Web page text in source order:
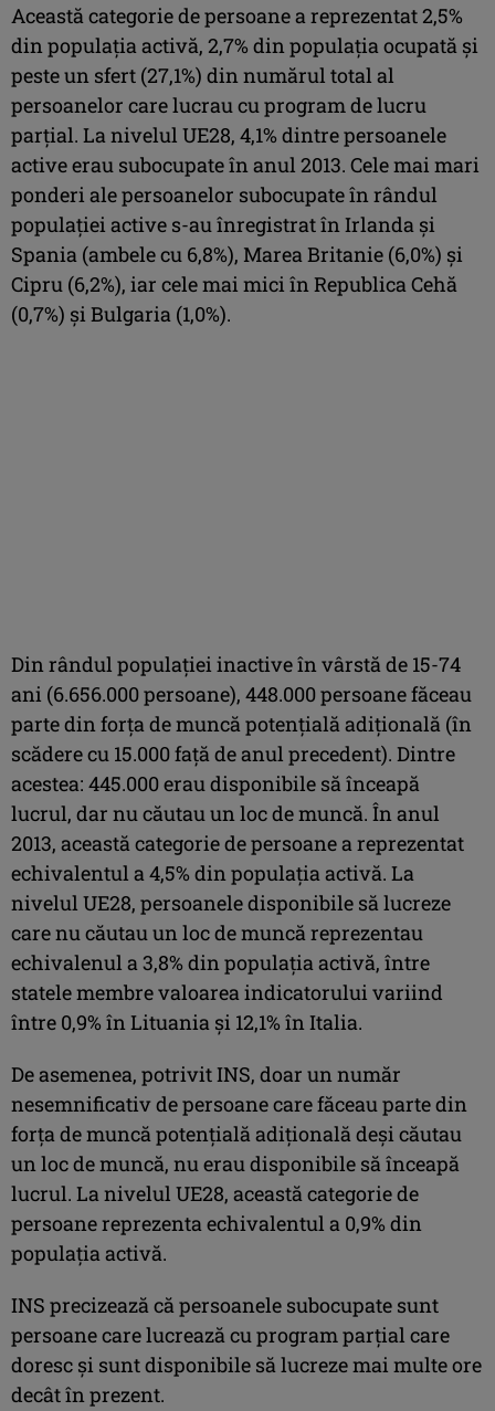
Această categorie de persoane a reprezentat 2,5%
din populaţia activă, 2,7% din populaţia ocupată şi
peste un sfert (27,1%) din numărul total al
persoanelor care lucrau cu program de lucru
parţial. La nivelul UE28, 4,1% dintre persoanele
active erau subocupate în anul 2013. Cele mai mari
ponderi ale persoanelor subocupate în rândul
populaţiei active s-au înregistrat în Irlanda şi
Spania (ambele cu 6,8%), Marea Britanie (6,0%) şi
Cipru (6,2%), iar cele mai mici în Republica Cehă
(0,7%) şi Bulgaria (1,0%).
Din rândul populaţiei inactive în vârstă de 15-74
ani (6.656.000 persoane), 448.000 persoane făceau
parte din forţa de muncă potenţială adiţională (în
scădere cu 15.000 faţă de anul precedent). Dintre
acestea: 445.000 erau disponibile să înceapă
lucrul, dar nu căutau un loc de muncă. În anul
2013, această categorie de persoane a reprezentat
echivalentul a 4,5% din populaţia activă. La
nivelul UE28, persoanele disponibile să lucreze
care nu căutau un loc de muncă reprezentau
echivalenul a 3,8% din populaţia activă, între
statele membre valoarea indicatorului variind
între 0,9% în Lituania şi 12,1% în Italia.
De asemenea, potrivit INS, doar un număr
nesemnificativ de persoane care făceau parte din
forţa de muncă potenţială adiţională deşi căutau
un loc de muncă, nu erau disponibile să înceapă
lucrul. La nivelul UE28, această categorie de
persoane reprezenta echivalentul a 0,9% din
populaţia activă.
INS precizează că persoanele subocupate sunt
persoane care lucrează cu program parţial care
doresc şi sunt disponibile să lucreze mai multe ore
decât în prezent.